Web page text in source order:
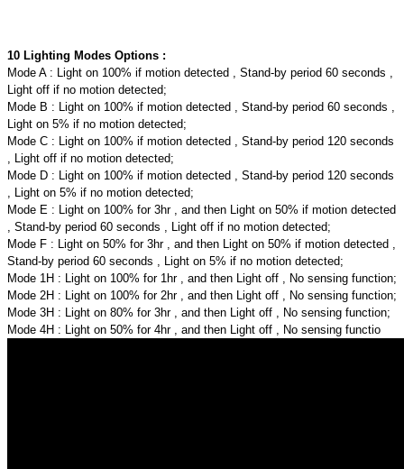
10 Lighting Modes Options :
Mode A : Light on 100% if motion detected , Stand-by period 60 seconds ,
Light off if no motion detected;
Mode B : Light on 100% if motion detected , Stand-by period 60 seconds ,
Light on 5% if no motion detected;
Mode C : Light on 100% if motion detected , Stand-by period 120 seconds
, Light off if no motion detected;
Mode D : Light on 100% if motion detected , Stand-by period 120 seconds
, Light on 5% if no motion detected;
Mode E : Light on 100% for 3hr , and then Light on 50% if motion detected
, Stand-by period 60 seconds , Light off if no motion detected;
Mode F : Light on 50% for 3hr , and then Light on 50% if motion detected ,
Stand-by period 60 seconds , Light on 5% if no motion detected;
Mode 1H : Light on 100% for 1hr , and then Light off , No sensing function;
Mode 2H : Light on 100% for 2hr , and then Light off , No sensing function;
Mode 3H : Light on 80% for 3hr , and then Light off , No sensing function;
Mode 4H : Light on 50% for 4hr , and then Light off , No sensing functio